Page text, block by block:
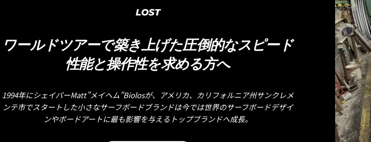
LOST
ワールドツアーで築き上げた圧倒的なスピード
性能と操作性を求める方へ
1994年にシェイパーMatt”メイヘム”Biolosが、アメリカ、カリフォルニア州サンクレメ
ンテ市でスタートした小さなサーフボードブランドは今では世界のサーフボードデザイ
ンやボードアートに最も影響を与えるトップブランドへ成長。